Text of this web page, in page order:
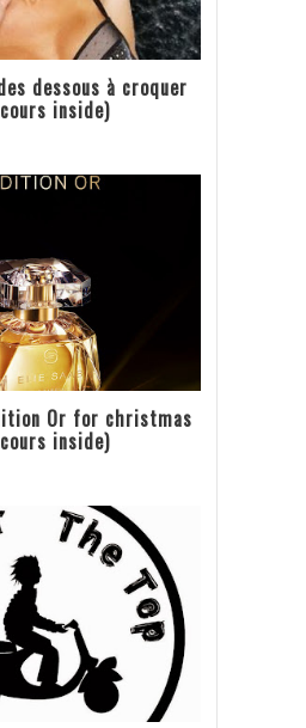
dessous à croquer
inside)
Or for christmas
inside)